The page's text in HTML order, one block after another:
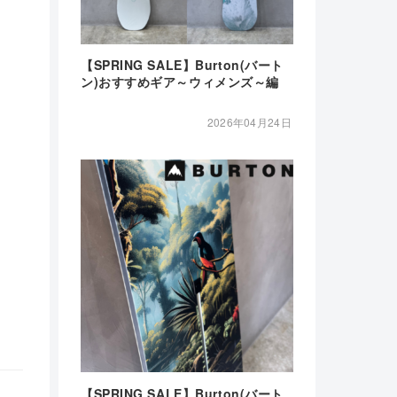
【SPRING SALE】Burton(バート
ン)おすすめギア～ウィメンズ～編
2026年04月24日
【SPRING SALE】Burton(バート